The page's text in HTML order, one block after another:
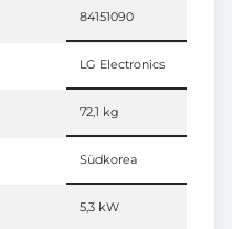
84151090
LG Electronics
72,1 kg
Südkorea
5,3 kW